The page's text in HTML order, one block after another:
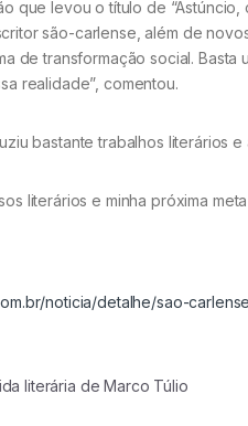
que levou o título de
são-carlense, além de
de transformação social.
realidade”, comentou.
bastante trabalhos literários
literários e minha próxima
noticia/detalhe/sao-
literária de Marco Túlio